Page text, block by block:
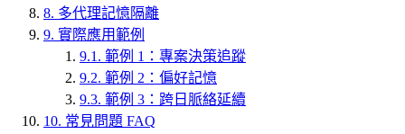
8. 多代理記憶隔離
9. 實際應用範例
9.1. 範例 1：專案決策追蹤
9.2. 範例 2：偏好記憶
9.3. 範例 3：跨日脈絡延續
10. 常見問題 FAQ